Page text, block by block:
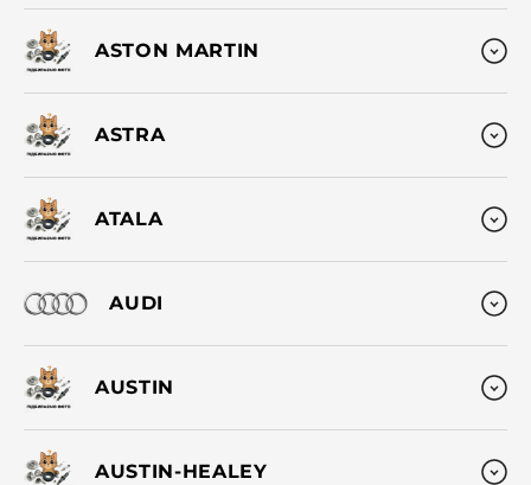
ASTON MARTIN
ASTRA
ATALA
AUDI
AUSTIN
AUSTIN-HEALEY